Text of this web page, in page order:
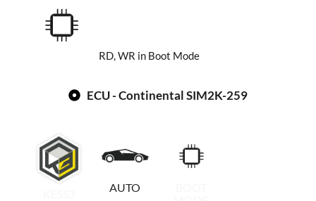
RD, WR in Boot Mode
ECU - Continental SIM2K-259
AUTO